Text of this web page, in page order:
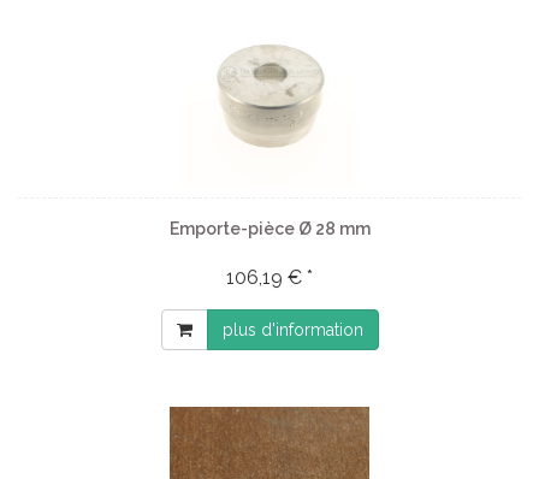
Emporte-pièce Ø 28 mm
106,19 € *
plus d'information